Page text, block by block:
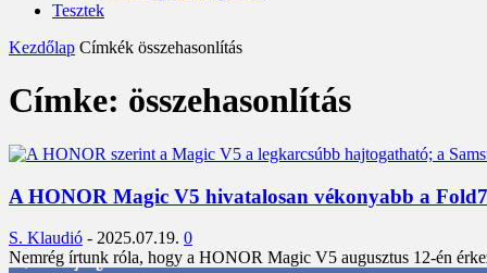
Tesztek
Kezdőlap Címkék összehasonlítás
Címke: összehasonlítás
A HONOR Magic V5 hivatalosan vékonyabb a
S. Klaudió - 2025.07.19. 0
Nemrég írtunk róla, hogy a HONOR Magic V5 augusztus 12-én
3,452
Rajongók